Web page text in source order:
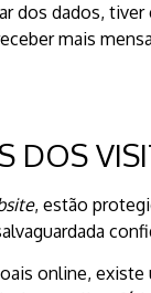
dos dados,
mais
DOS
, estão
online,